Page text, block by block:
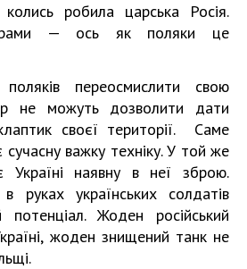
робила царська Росія.
— ось як поляки це
переосмислити свою
не можуть дозволити дати
своєї території. Саме
важку техніку. У той же
Україні наявну в неї зброю.
в руках українських солдатів
потенціал. Жоден російський
жоден знищений танк не